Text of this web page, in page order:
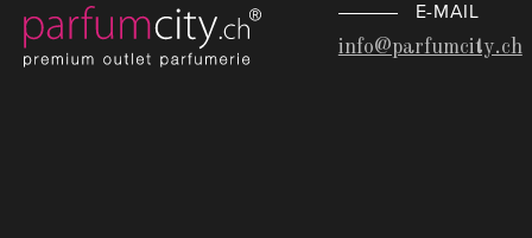
E-MAIL
info@parfumcity.ch